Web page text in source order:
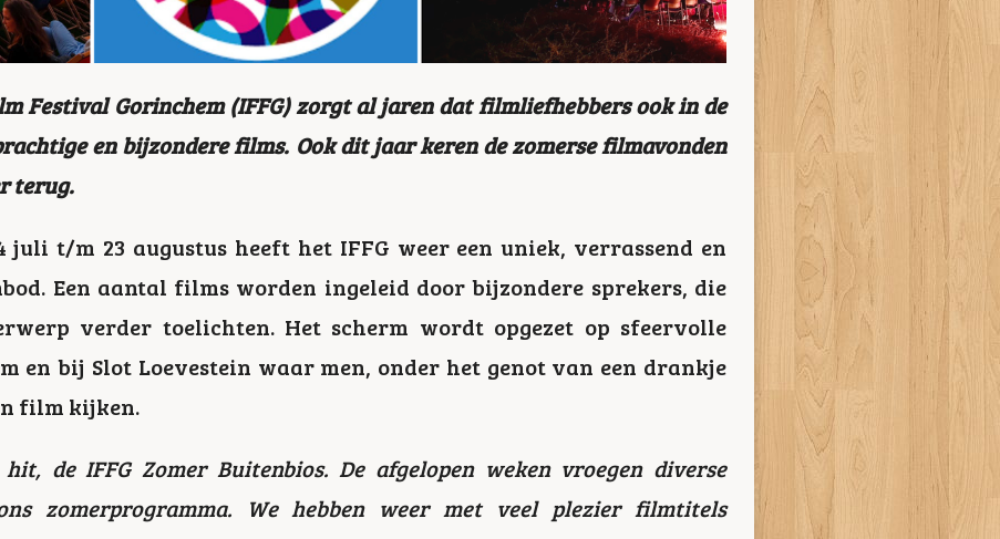
Festival Gorinchem (IFFG) zorgt al jaren dat filmliefhebbers ook in de
en bijzondere films. Ook dit jaar keren de zomerse filmavonden
terug.
juli t/m 23 augustus heeft het IFFG weer een uniek, verrassend en
Een aantal films worden ingeleid door bijzondere sprekers, die
verder toelichten. Het scherm wordt opgezet op sfeervolle
en bij Slot Loevestein waar men, onder het genot van een drankje
film kijken.
de IFFG Zomer Buitenbios. De afgelopen weken vroegen diverse
zomerprogramma. We hebben weer met veel plezier filmtitels